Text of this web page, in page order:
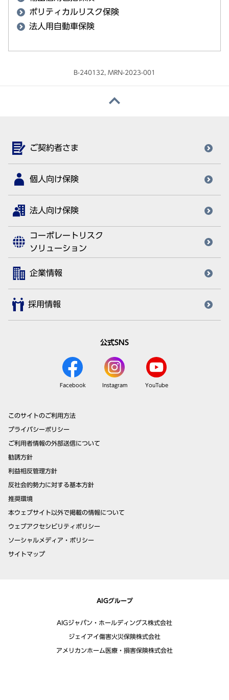
ポリティカルリスク保険
法人用自動車保険
B-240132, MRN-2023-001
ご契約者さま
個人向け保険
法人向け保険
コーポレートリスク
ソリューション
企業情報
採用情報
公式SNS
Facebook Instagram YouTube
このサイトのご利用方法
プライバシーポリシー
ご利用者情報の外部送信について
勧誘方針
利益相反管理方針
反社会的勢力に対する基本方針
推奨環境
本ウェブサイト以外で掲載の情報について
ウェブアクセシビリティポリシー
ソーシャルメディア・ポリシー
サイトマップ
AIGグループ
AIGジャパン・ホールディングス株式会社
ジェイアイ傷害火災保険株式会社
アメリカンホーム医療・損害保険株式会社